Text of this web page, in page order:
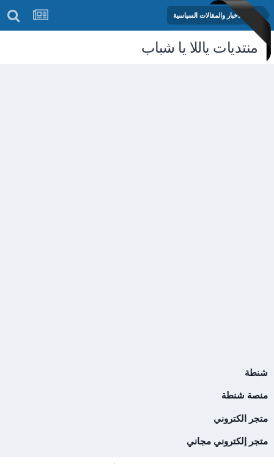
منتدى الأخبار والمقالات السياسية
منتديات ياللا يا شباب
شنطة
منصة شنطة
متجر الكتروني
متجر إلكتروني مجاني